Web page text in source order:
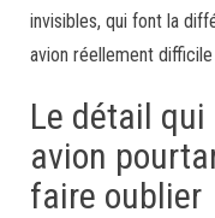
invisibles, qui font la
avion réellement
Le détail
avion
faire oublier